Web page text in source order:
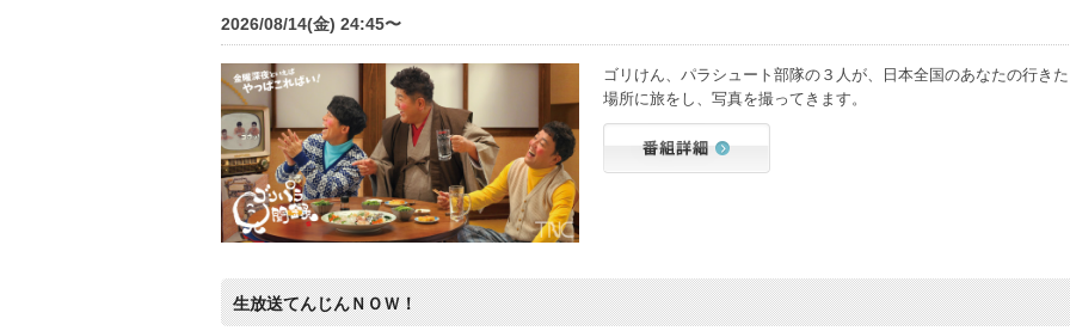
2026/08/14(金) 24:45〜
ゴリけん、パラシュート部隊の３人が、日本全国のあなたの行き
場所に旅をし、写真を撮ってきます。
生放送てんじんＮＯＷ！